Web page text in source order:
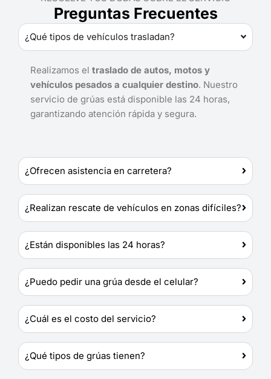
Preguntas Frecuentes
¿Qué tipos de vehículos trasladan?
Realizamos el traslado de autos, motos y
vehículos pesados a cualquier destino. Nuestro
servicio de grúas está disponible las 24 horas,
garantizando atención rápida y segura.
¿Ofrecen asistencia en carretera?
¿Realizan rescate de vehículos en zonas difíciles?
¿Están disponibles las 24 horas?
¿Puedo pedir una grúa desde el celular?
¿Cuál es el costo del servicio?
¿Qué tipos de grúas tienen?